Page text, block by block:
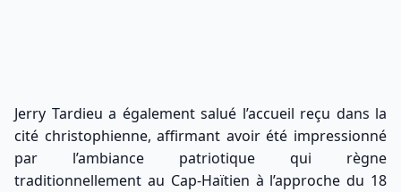
Jerry Tardieu a également salué l’accueil reçu dans la
cité christophienne, affirmant avoir été impressionné
par l’ambiance patriotique qui règne
traditionnellement au Cap-Haïtien à l’approche du 18